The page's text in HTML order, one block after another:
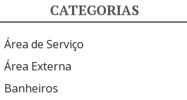
CATEGORIAS
Área de Serviço
Área Externa
Banheiros